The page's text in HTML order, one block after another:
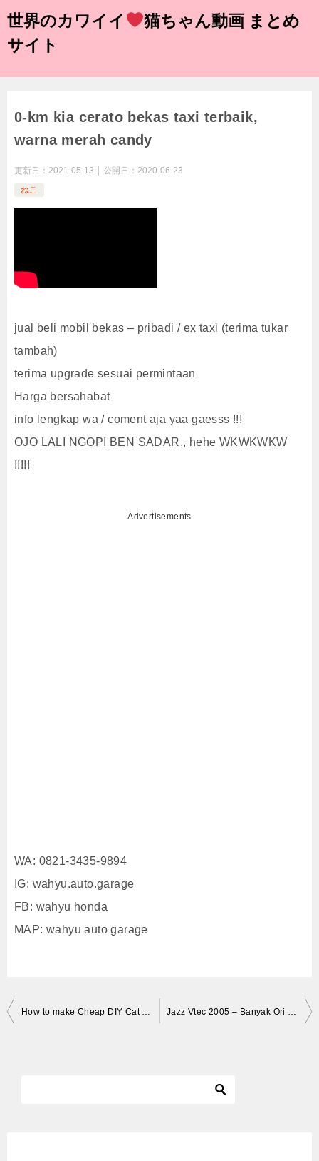
世界のカワイイ
猫ちゃん動画 まとめ
サイト
0-km kia cerato bekas taxi terbaik,
warna merah candy
更新日： 2021-05-13 公開日： 2020-06-23
ねこ
jual beli mobil bekas – pribadi / ex taxi (terima tukar
tambah)
terima upgrade sesuai permintaan
Harga bersahabat
info lengkap wa / coment aja yaa gaesss !!!
OJO LALI NGOPI BEN SADAR,, hehe WKWKWKW
!!!!!
Advertisements
WA: 0821-3435-9894
IG: wahyu.auto.garage
FB: wahyu honda
MAP: wahyu auto garage
投
How to make Cheap DIY Cat Toys Jazz Vtec 2005 – Banyak Ori nya | REVIEW MOBIL BEKAS MURAH | JUAL MOBIL MURAH